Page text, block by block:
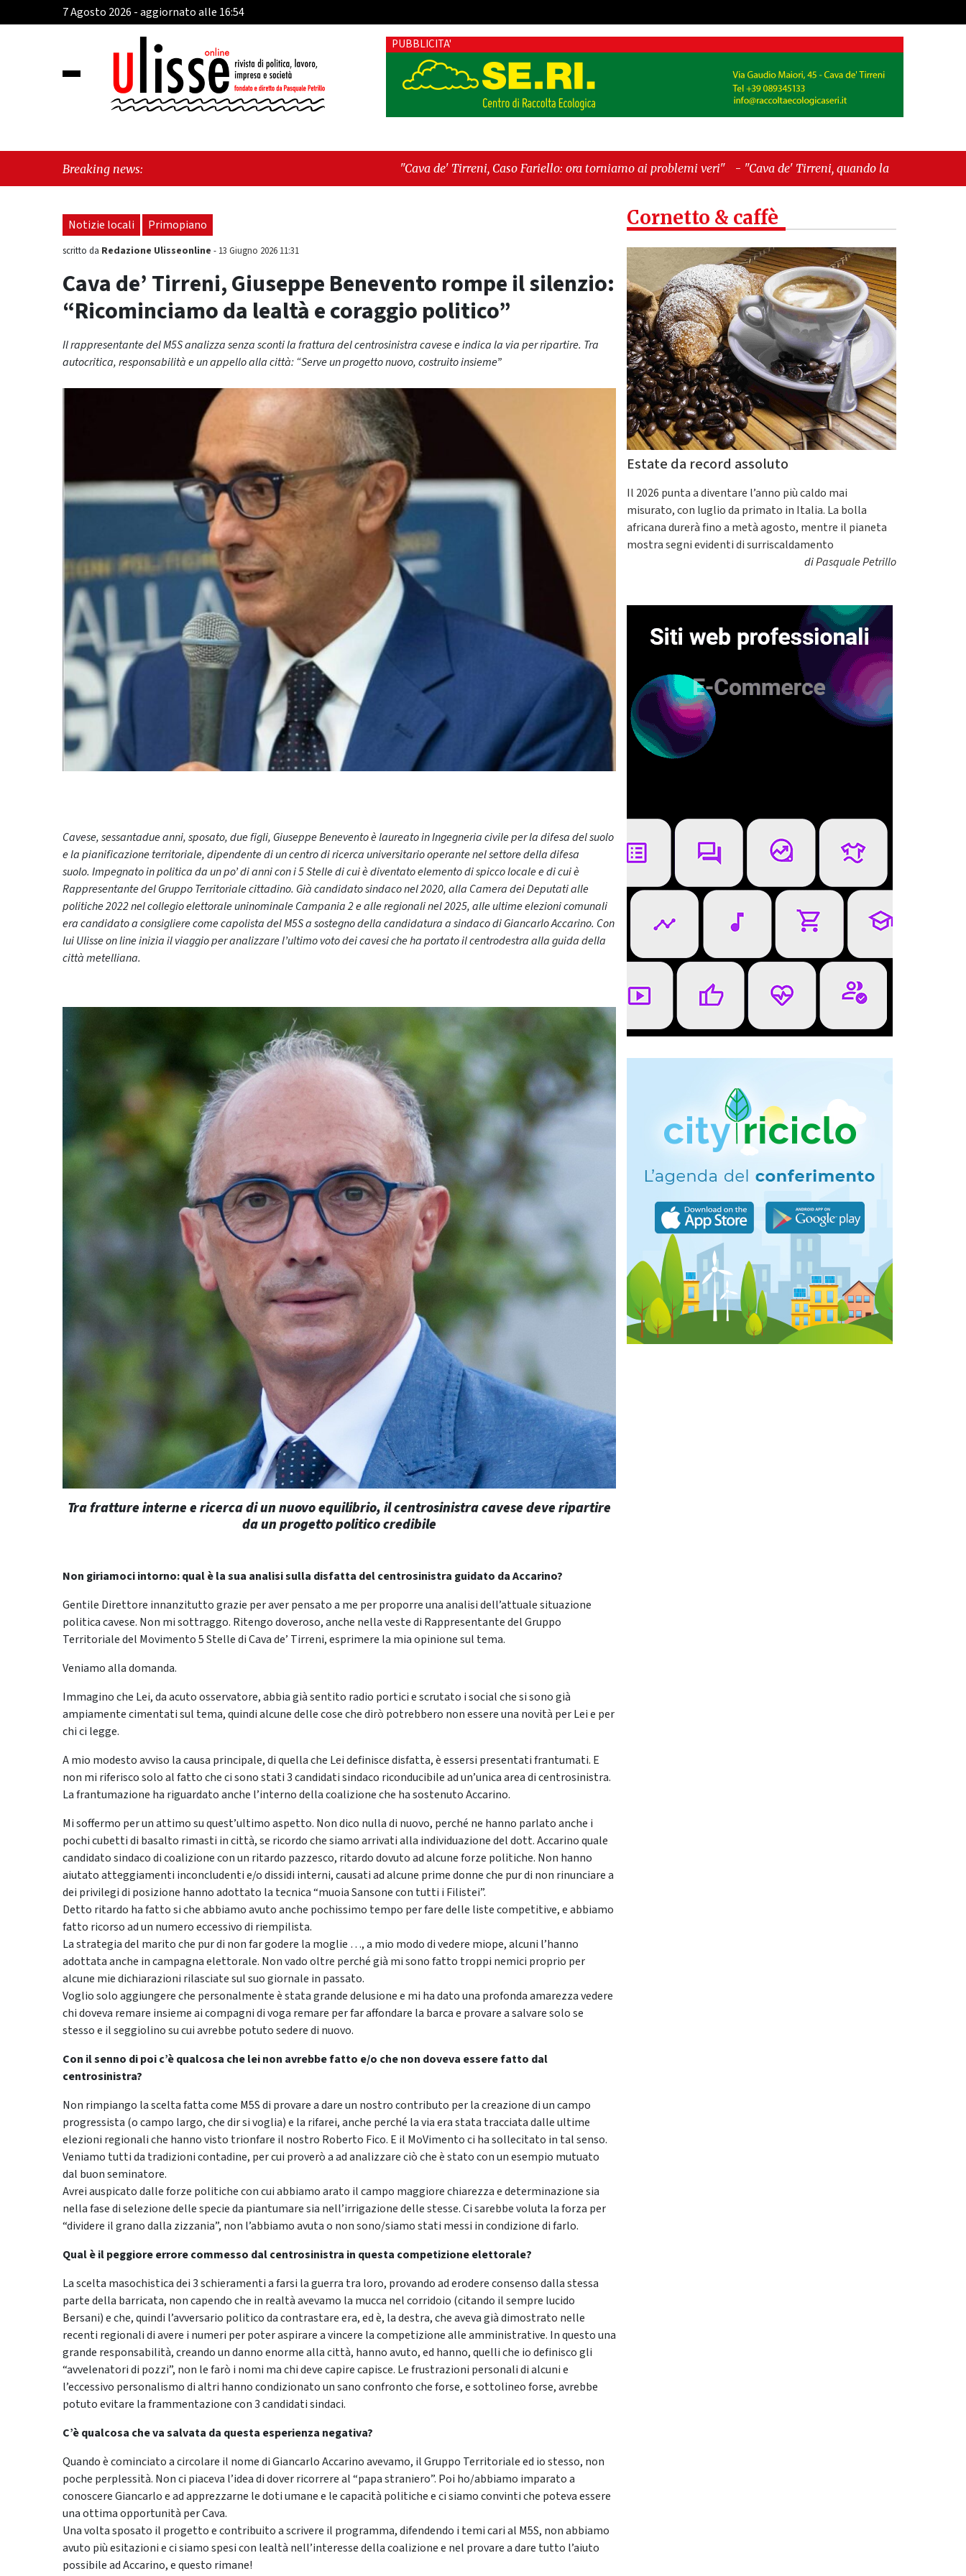
7 Agosto 2026 - aggiornato alle 16:54
PUBBLICITA'
Breaking news: "Cava de' Tirreni, Caso Fariello: ora torniamo ai problemi veri" -"Cava de' Tirreni, quando la burocrazia dimentica perché
esiste"
Notizie locali Primopiano
scritto da Redazione Ulisseonline - 13 Giugno 2026 11:31
Cava de’ Tirreni, Giuseppe Benevento rompe il silenzio:
“Ricominciamo da lealtà e coraggio politico”
Il rappresentante del M5S analizza senza sconti la frattura del centrosinistra cavese e indica la via per ripartire. Tra
autocritica, responsabilità e un appello alla città: “Serve un progetto nuovo, costruito insieme”
Cavese, sessantadue anni, sposato, due figli, Giuseppe Benevento è laureato in Ingegneria civile per la difesa del suolo
e la pianificazione territoriale, dipendente di un centro di ricerca universitario operante nel settore della difesa
suolo. Impegnato in politica da un po’ di anni con i 5 Stelle di cui è diventatoelemento di spicco locale e di cui è
Rappresentante del Gruppo Territoriale cittadino. Già candidato sindaco nel 2020, alla Camera dei Deputati alle
politiche 2022 nel collegio elettorale uninominale Campania 2 e alle regionali nel 2025, alle ultime elezioni comunali
era candidato a consigliere come capolista del M5S a sostegno della candidatura a sindaco di Giancarlo Accarino. Con
lui Ulisse on line inizia il viaggio per analizzare l’ultimo voto dei cavesi che ha portato il centrodestra alla guida della
città metelliana.
Tra fratture interne e ricerca di un nuovo equilibrio,il centrosinistra cavese deve ripartire
da un progetto politico credibile
Non giriamoci intorno: qual è la sua analisi sulla disfatta del centrosinistra guidato da Accarino?
Gentile Direttore innanzitutto grazie per aver pensato a me per proporre una analisi dell’attuale situazione
politica cavese. Non mi sottraggo. Ritengo doveroso, anche nella veste di Rappresentante del Gruppo
Territoriale del Movimento 5 Stelle di Cava de’ Tirreni, esprimere la mia opinione sul tema.
Veniamo alla domanda.
Immagino che Lei, da acuto osservatore, abbia già sentito radio portici e scrutato i social che si sono già
ampiamente cimentati sul tema, quindi alcune delle cose che dirò potrebbero non essere una novità per Lei e per
chi ci legge.
A mio modesto avviso la causa principale, di quella che Lei definisce disfatta, è essersi presentati frantumati. E
non mi riferisco solo al fatto che ci sono stati 3 candidati sindaco riconducibile ad un’unica area di centrosinistra.
La frantumazione ha riguardato anche l’interno della coalizione che ha sostenuto Accarino.
Mi soffermo per un attimo su quest’ultimo aspetto. Non dico nulla di nuovo, perché ne hanno parlato anche i
pochi cubetti di basalto rimasti in città, se ricordo che siamo arrivati alla individuazione del dott. Accarino quale
candidato sindaco di coalizione con un ritardo pazzesco, ritardo dovuto ad alcune forze politiche. Non hanno
aiutato atteggiamenti inconcludenti e/o dissidi interni, causati ad alcune prime donne che pur di non rinunciare a
dei privilegi di posizione hanno adottato la tecnica “muoia Sansone con tutti i Filistei”.
Detto ritardo ha fatto si che abbiamo avuto anche pochissimo tempo per fare delle liste competitive, e abbiamo
fatto ricorso ad un numero eccessivo di riempilista.
La strategia del marito che pur di non far godere la moglie …, a mio modo di vedere miope, alcuni l’hanno
adottata anche in campagna elettorale. Non vado oltre perché già mi sono fatto troppi nemici proprio per
alcune mie dichiarazioni rilasciate sul suo giornale in passato.
Voglio solo aggiungere che personalmente è stata grande delusione e mi ha dato una profonda amarezza vedere
chi doveva remare insieme ai compagni di voga remare per far affondare la barca e provare a salvare solo se
stesso e il seggiolino su cui avrebbe potuto sedere di nuovo.
Con il senno di poi c’è qualcosa che lei non avrebbe fatto e/o che non doveva essere fatto dal
centrosinistra?
Non rimpiango la scelta fatta come M5S di provare a dare un nostro contributo per la creazione di un campo
progressista (o campo largo, che dir si voglia) e la rifarei, anche perché la via era stata tracciata dalle ultime
elezioni regionali che hanno visto trionfare il nostro Roberto Fico. E il MoVimento ci ha sollecitato in tal senso.
Veniamo tutti da tradizioni contadine, per cui proverò a ad analizzare ciò che è stato con un esempio mutuato
dal buon seminatore.
Avrei auspicato dalle forze politiche con cui abbiamo arato il campo maggiore chiarezza e determinazione sia
nella fase di selezione delle specie da piantumare sia nell’irrigazione delle stesse. Ci sarebbe voluta la forza per
“dividere il grano dalla zizzania”, non l’abbiamo avuta o non sono/siamo stati messi in condizione di farlo.
Qual è il peggiore errore commesso dal centrosinistra in questa competizione elettorale?
La scelta masochistica dei 3 schieramenti a farsi la guerra tra loro, provando ad erodere consenso dalla stessa
parte della barricata, non capendo che in realtà avevamo la mucca nel corridoio (citando il sempre lucido
Bersani) e che, quindi l’avversario politico da contrastare era, ed è, la destra, che aveva già dimostrato nelle
recenti regionali di avere i numeri per poter aspirare a vincere la competizione alle amministrative. In questo una
grande responsabilità, creando un danno enorme alla città, hanno avuto, ed hanno, quelli che io definisco gli
“avvelenatori di pozzi”, non le farò i nomi ma chi deve capire capisce. Le frustrazioni personali di alcuni e
l’eccessivo personalismo di altri hanno condizionato un sano confronto che forse, e sottolineo forse, avrebbe
potuto evitare la frammentazione con 3 candidati sindaci.
C’è qualcosa che va salvata da questa esperienza negativa?
Quando è cominciato a circolare il nome di Giancarlo Accarino avevamo, il Gruppo Territoriale ed io stesso, non
poche perplessità. Non ci piaceva l’idea di dover ricorrere al “papa straniero”. Poi ho/abbiamo imparato a
conoscere Giancarlo e ad apprezzarne le doti umane e le capacità politiche e ci siamo convinti che poteva essere
una ottima opportunità per Cava.
Una volta sposato il progetto e contribuito a scrivere il programma, difendendo i temi cari al M5S, non abbiamo
avuto più esitazioni e ci siamo spesi con lealtà nell’interesse della coalizione e nel provare a dare tutto l’aiuto
possibile ad Accarino, e questo rimane!
Cornetto & caffè
Estate da record assoluto
Il 2026 punta a diventare l’anno più caldo mai
misurato, con luglio da primato in Italia. La bolla
africana durerà fino a metà agosto, mentre il pianeta
mostra segni evidenti di surriscaldamento
diPasquale Petrillo